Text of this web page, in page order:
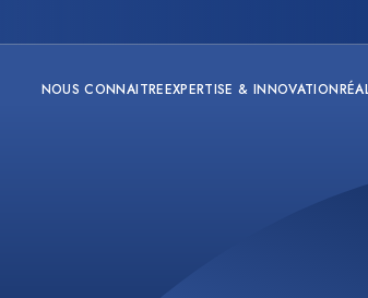
NOUS CONNAITREEXPERTISE & INNOVATION